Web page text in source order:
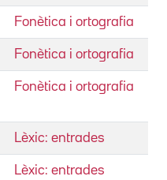
Fonètica i ortografia
Fonètica i ortografia
Fonètica i ortografia
Lèxic: entrades
Lèxic: entrades